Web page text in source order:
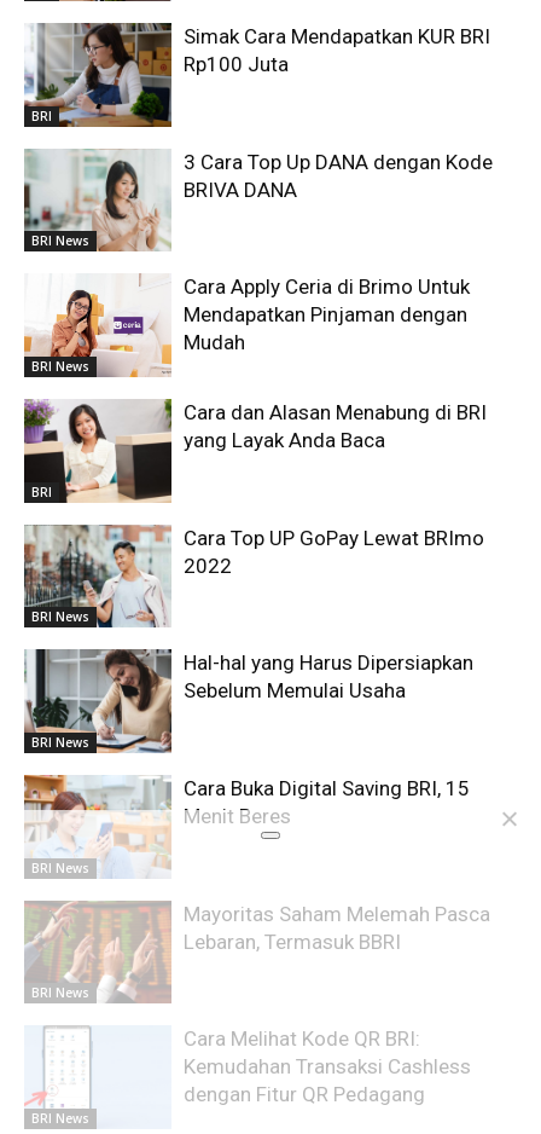
BRI
Simak Cara Mendapatkan KUR BRI
Rp100 Juta
BRI News
3 Cara Top Up DANA dengan Kode
BRIVA DANA
BRI News
Cara Apply Ceria di Brimo Untuk
Mendapatkan Pinjaman dengan
Mudah
BRI
Cara dan Alasan Menabung di BRI
yang Layak Anda Baca
BRI News
Cara Top UP GoPay Lewat BRImo
2022
BRI News
Hal-hal yang Harus Dipersiapkan
Sebelum Memulai Usaha
BRI News
Cara Buka Digital Saving BRI, 15
Menit Beres
BRI News
Mayoritas Saham Melemah Pasca
Lebaran, Termasuk BBRI
BRI News
Cara Melihat Kode QR BRI:
Kemudahan Transaksi Cashless
dengan Fitur QR Pedagang